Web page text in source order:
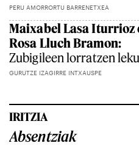
PERU AMORRORTU BARRENETXEA
Maixabel Lasa Iturrioz
Rosa Lluch Bramon:
Zubigileen lorratzen
GURUTZE IZAGIRRE INTXAUSPE
IRITZIA
Absentziak